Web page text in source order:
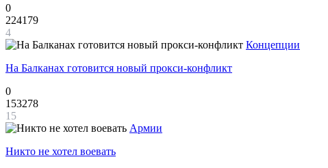
0
224179
4
Концепции
На Балканах готовится новый прокси-конфликт
0
153278
15
Армии
Никто не хотел воевать